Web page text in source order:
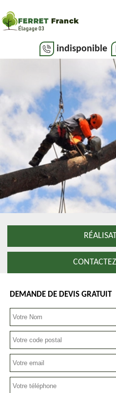
indisponible
DEMANDE DE DEVIS GRATUIT